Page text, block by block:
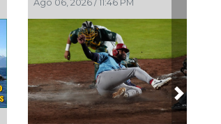
2026 / 11:46 PM Ago 06, 2026 / 11:15 PM
Next